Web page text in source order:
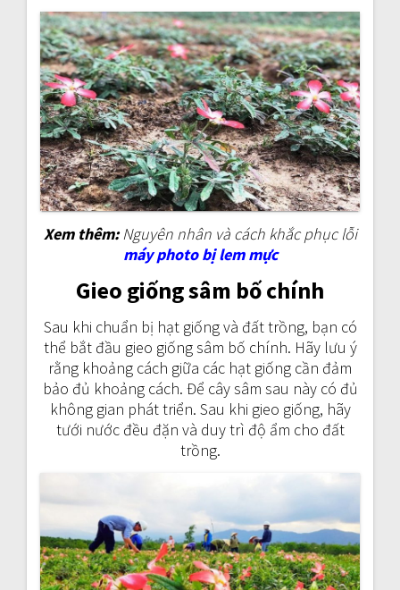
Xem thêm:Nguyên nhân và cách khắc phục lỗi
máy photo bị lem mực
Gieo giống sâm bố chính
Sau khi chuẩn bị hạt giống và đất trồng, bạn có
thể bắt đầu gieo giống sâm bố chính. Hãy lưu ý
rằng khoảng cách giữa các hạt giống cần đảm
bảo đủ khoảng cách. Để cây sâm sau này có đủ
không gian phát triển. Sau khi gieo giống, hãy
tưới nước đều đặn và duy trì độ ẩm cho đất
trồng.